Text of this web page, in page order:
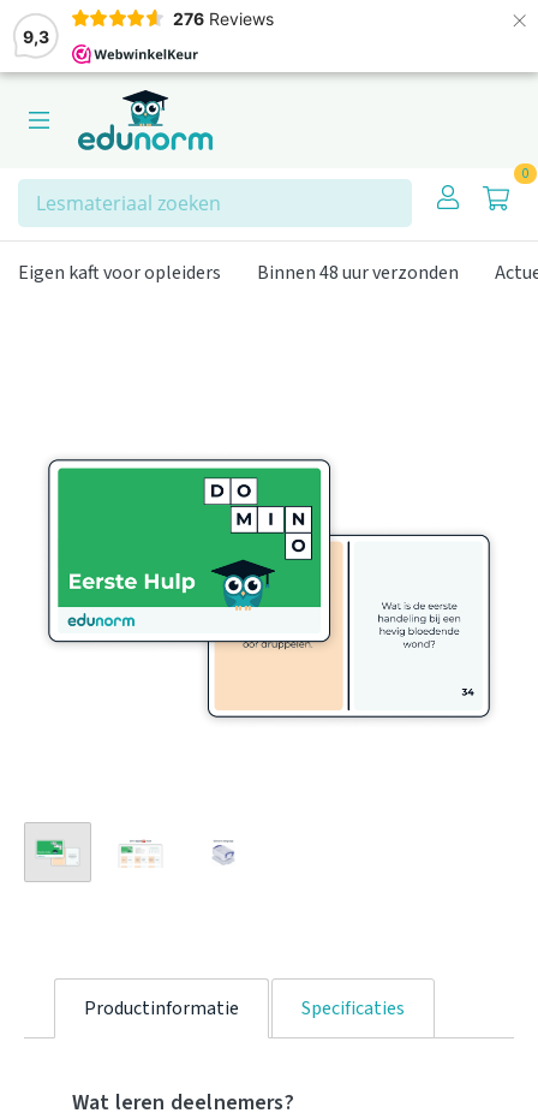
9,3
276 Reviews ×
Zoeken 0
Eigen kaft voor opleiders Binnen 48 uur verzonden
Productinformatie Specificaties
Wat leren deelnemers?